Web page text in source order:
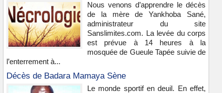
Nous venons d’apprendre le décès
de la mère de Yankhoba Sané,
administrateur du site
Sanslimites.com. La levée du corps
est prévue à 14 heures à la
mosquée de Gueule Tapée suivie de
l’enterrement à...
Décès de Badara Mamaya Sène
Le monde sportif en deuil. En effet,